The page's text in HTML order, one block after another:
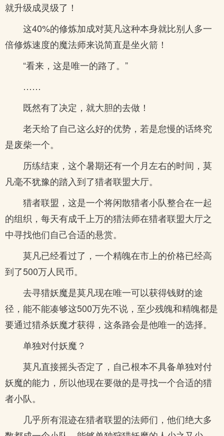
就升级成灵级了！
这40%的修炼加成对莫凡这种本身就比别人多一
倍修炼速度的魔法师来说简直是坐火箭！
“看来，这是唯一的路了。”
……
既然有了决定，就大胆的去做！
老天给了自己这么好的优势，若是怠慢的话终究
是废柴一个。
历练结束，这个暑期还有一个月左右的时间，莫
凡毫不犹豫的踏入到了猎者联盟大厅。
猎者联盟，这是一个将闲散猎者小队整合在一起
的组织，每天有成千上万的猎法师在猎者联盟大厅之
中寻找他们自己合适的悬赏。
莫凡已经看过了，一个精魄在市上的价格已经高
到了500万人民币。
去寻猎妖魔是莫凡现在唯一可以获得钱财的途
径，能不能凑够这500万先不说，至少残魄和精魄都是
要通过猎杀妖魔才获得，这条路会是他唯一的选择。
单独对付妖魔？
莫凡直接摇头否定了，自己根本不具备单独对付
妖魔的能力，所以他现在要做的是寻找一个合适的猎
者小队。
几乎所有混迹在猎者联盟的法师们，他们绝大多